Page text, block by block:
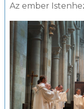
Az ember